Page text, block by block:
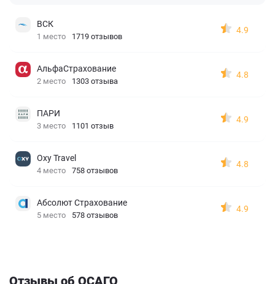
ВСК
1 место 1719 отзывов
4.9
АльфаСтрахование
2 место 1303 отзыва
4.8
ПАРИ
3 место 1101 отзыв
4.9
Oxy Travel
4 место 758 отзывов
4.8
Абсолют Страхование
5 место 578 отзывов
4.9
Отзывы об ОСАГО